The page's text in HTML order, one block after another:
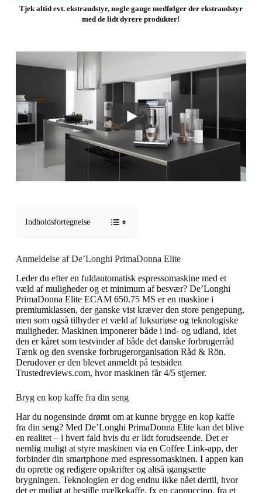
Tjek altid evt. ekstraudstyr, nogle gange medfølger der ekstraudstyr
med de lidt dyrere produkter!
Indholdsfortegnelse
Anmeldelse af De’Longhi PrimaDonna Elite
Leder du efter en fuldautomatisk espressomaskine med et
væld af muligheder og et minimum af besvær? De’Longhi
PrimaDonna Elite ECAM 650.75 MS er en maskine i
premiumklassen, der ganske vist kræver den store pengepung,
men som også tilbyder et væld af luksuriøse og teknologiske
muligheder. Maskinen imponerer både i ind- og udland, idet
den er kåret som testvinder af både det danske forbrugerråd
Tænk og den svenske forbrugerorganisation Råd & Rön.
Derudover er den blevet anmeldt på testsiden
Trustedreviews.com, hvor maskinen får 4/5 stjerner.
Bryg en kop kaffe fra din seng
Har du nogensinde drømt om at kunne brygge en kop kaffe
fra din seng? Med De’Longhi PrimaDonna Elite kan det blive
en realitet – i hvert fald hvis du er lidt forudseende. Det er
nemlig muligt at styre maskinen via en Coffee Link-app, der
forbinder din smartphone med espressomaskinen. I appen kan
du oprette og redigere opskrifter og altså igangsætte
brygningen. Teknologien er dog endnu ikke nået dertil, hvor
det er muligt at bestille mælkekaffe, fx en cappuccino, fra et